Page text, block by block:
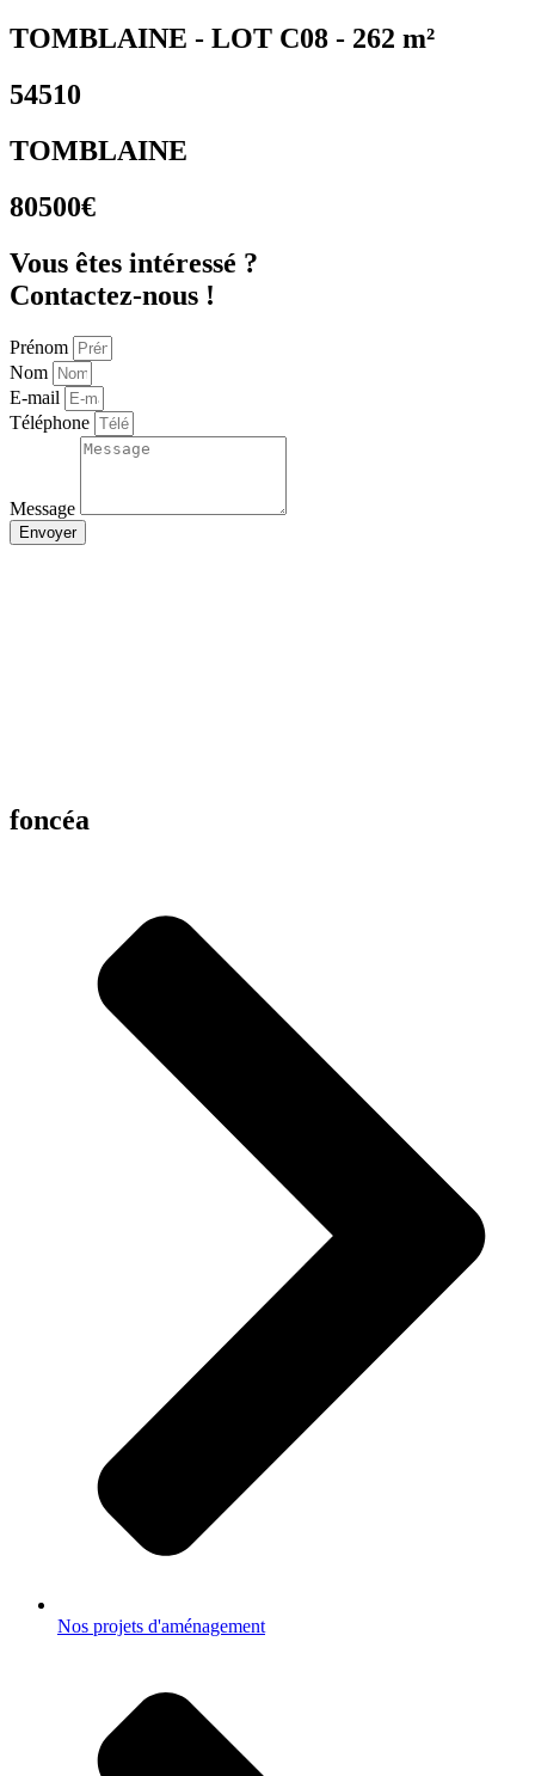
TOMBLAINE - LOT C08 - 262 m²
54510
TOMBLAINE
80500€
Vous êtes intéressé ?
Contactez-nous !
Prénom
Nom
E-mail
Téléphone
Message
Envoyer
foncéa
Nos projets d'aménagement